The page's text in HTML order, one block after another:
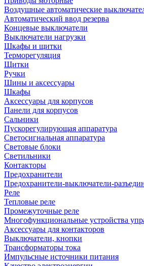
Воздушные автоматические
Автоматический ввод резерва
Концевые выключатели
Выключатели нагрузки
Шкафы и щитки
Терморегуляция
Щитки
Ручки
Шины и аксессуары
Шкафы
Аксессуары для корпусов
Панели для корпусов
Сальники
Пускорегулирующая аппаратура
Светосигнальная аппаратура
Световые блоки
Светильники
Контакторы
Предохранители
Предохранители-выключатели-
Реле
Тепловые реле
Промежуточные реле
Многофункциональные устройства
Аксессуары для контакторов
Выключатели, кнопки
Трансформаторы тока
Импульсные источники питания